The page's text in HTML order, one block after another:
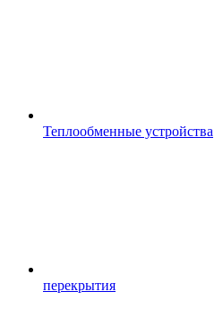
Теплообменные устройства
перекрытия